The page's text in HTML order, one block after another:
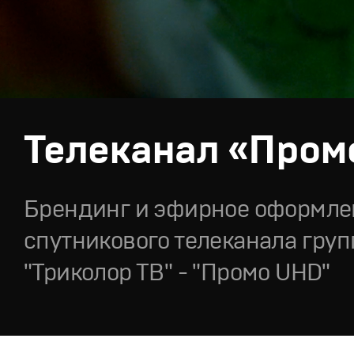
Телеканал
Брендинг и эфирное
спутникового телеканала
"Триколор ТВ" - "Промо UHD"